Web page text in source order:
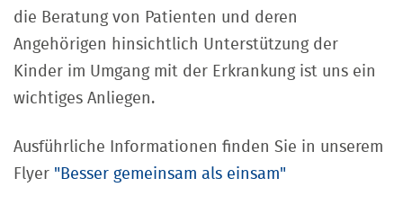
die Beratung von Patienten und deren
Angehörigen hinsichtlich Unterstützung der
Kinder im Umgang mit der Erkrankung ist uns ein
wichtiges Anliegen.
Ausführliche Informationen finden Sie in unserem
Flyer "Besser gemeinsam als einsam"